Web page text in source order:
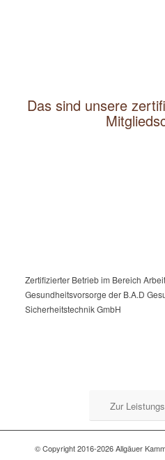
Das sind unsere
Zertifizierter Betrieb im Bereich
Gesundheitsvorsorge der B.A.D
Sicherheitstechnik GmbH
Zur
© Copyright 2016-2026 Allgäuer